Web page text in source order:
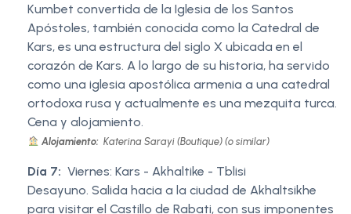
Kumbet convertida de la Iglesia de los Santos
Apóstoles, también conocida como la Catedral de
Kars, es una estructura del siglo X ubicada en el
corazón de Kars. A lo largo de su historia, ha servido
como una iglesia apostólica armenia a una catedral
ortodoxa rusa y actualmente es una mezquita turca.
Cena y alojamiento.
Alojamiento: Katerina Sarayi (Boutique) (o similar)
Día 7: Viernes: Kars - Akhaltike - Tblisi
Desayuno. Salida hacia a la ciudad de Akhaltsikhe
para visitar el Castillo de Rabati, con sus imponentes